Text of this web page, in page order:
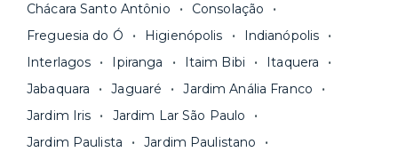
Chácara Santo Antônio
Consolação
Freguesia do Ó
Higienópolis
Indianópolis
Interlagos
Ipiranga Itaim Bibi
Itaquera
Jabaquara
Jaguaré
Jardim Anália Franco
Jardim Iris
Jardim Lar São Paulo
Jardim Paulista
Jardim Paulistano